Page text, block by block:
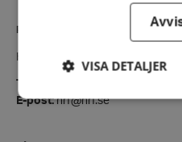
Hörselskadades Riksförbund
Tel:
E-post: hrf@hrf.se
VISA DETALJER